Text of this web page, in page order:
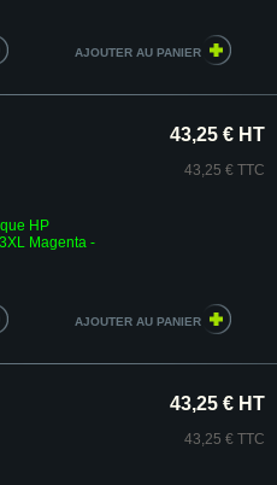
HP
Magenta -
43,25 € HT
43,25 € TTC
43,25 € HT
43,25 € TTC